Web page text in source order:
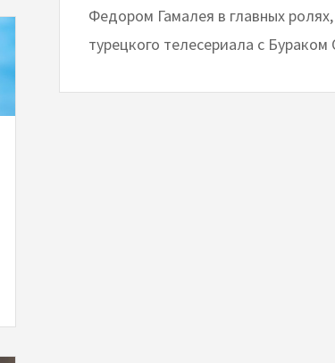
Федором Гамалея в главных
турецкого телесериала с